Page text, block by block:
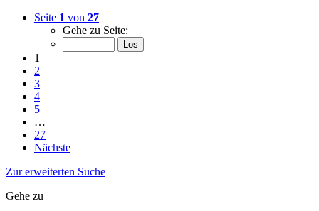
Seite 1 von 27
Gehe zu Seite:
1
2
3
4
5
…
27
Nächste
Zur erweiterten Suche
Gehe zu